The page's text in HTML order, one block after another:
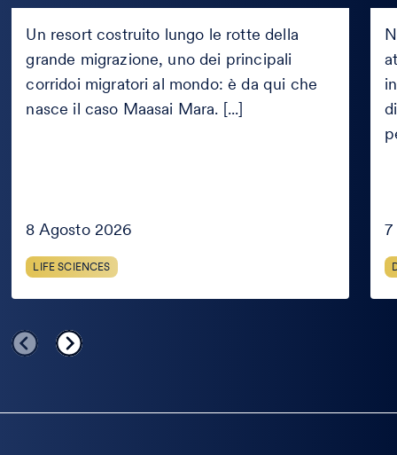
Mara:
caso
del
costruito
Un resort costruito lungo le rotte della
grande migrazione, uno dei principali
corridoi migratori al mondo: è da qui che
nasce il caso Maasai Mara. [...]
8 Agosto 2026
LIFE SCIENCES
che
c’è
7